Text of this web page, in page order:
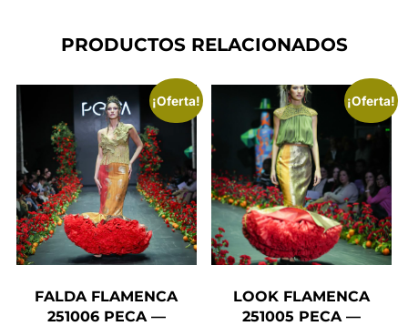
PRODUCTOS RELACIONADOS
¡Oferta!
FALDA FLAMENCA
251006 PECA —
¡Oferta!
LOOK FLAMENCA
251005 PECA —